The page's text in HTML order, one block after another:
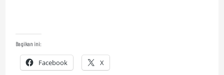
Bagikan ini:
Facebook X